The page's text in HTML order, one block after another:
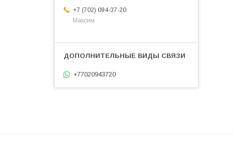
+7 (702) 094-37-20
Максим
+77020943720